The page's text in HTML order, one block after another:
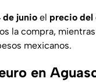
de junio el precio del
la compra,
mexicanos.
en